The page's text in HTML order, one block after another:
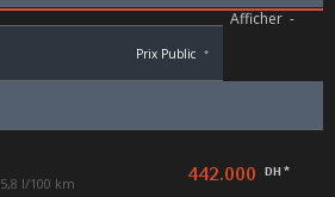
Afficher -
Prix Public *
5,8 l/100 km 442.000 DH *